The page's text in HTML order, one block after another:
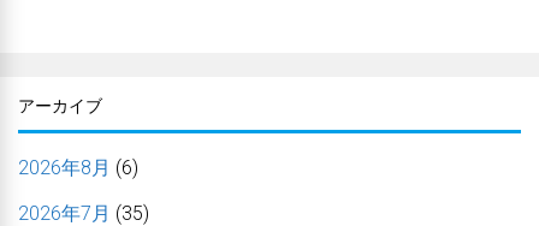
アーカイブ
2026年8月 (6)
2026年7月 (35)